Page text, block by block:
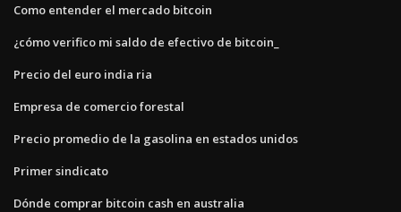
Como entender el mercado bitcoin
¿cómo verifico mi saldo de efectivo de bitcoin_
Precio del euro india ria
Empresa de comercio forestal
Precio promedio de la gasolina en estados unidos
Primer sindicato
Dónde comprar bitcoin cash en australia